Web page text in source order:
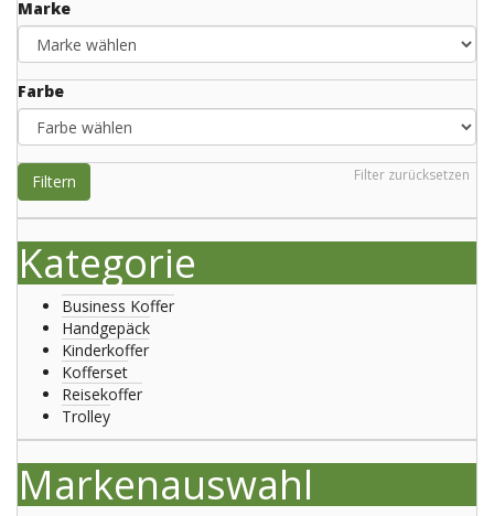
Marke
Farbe
Filter zurücksetzen
Filtern
Kategorie
Business Koffer
Handgepäck
Kinderkoffer
Kofferset
Reisekoffer
Trolley
Markenauswahl